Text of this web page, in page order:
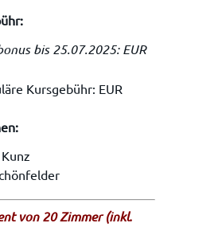
bis 25.07.2025:EUR
Kursgebühr: EUR
von 20 Zimmer (inkl.